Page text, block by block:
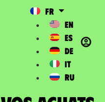
FR
EN
ES
DE
IT
RU